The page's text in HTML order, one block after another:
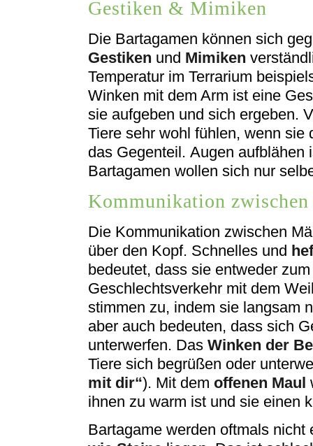
Gestiken & Mimiken
Die Bartagamen können sich
Gestiken und Mimiken
Temperatur im Terrarium
Winken mit dem Arm ist eine
sie aufgeben und sich ergeben.
Tiere sehr wohl fühlen, wenn
das Gegenteil. Augen aufblähen
Bartagamen wollen sich nur
Kommunikation
Die Kommunikation zwischen
über den Kopf. Schnelles und
bedeutet, dass sie entweder
Geschlechtsverkehr mit dem
stimmen zu, indem sie langsam
aber auch bedeuten, dass sich
unterwerfen. Das Winken der
Tiere sich begrüßen oder
mit dir“). Mit dem offenen Maul
ihnen zu warm ist und sie einen
Bartagame werden oftmals